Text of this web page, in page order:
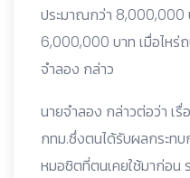
ประมาณกว่า 8,000,000
6,000,000 บาท เมื่อไหร่
จำลอง กล่าว
นายจำลอง กล่าวต่อว่า เ
กทม.ซึ่งตนได้รับผลกระทบ
หมอชิตที่ตนเคยใช้มาก่อน